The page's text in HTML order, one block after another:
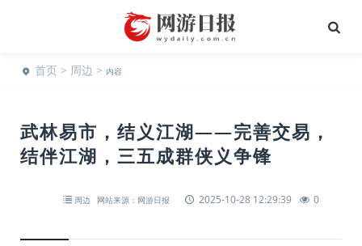
首页 > 周边 > 内容
武林易市，结义江湖——完善交易，
结伴江湖，三五成群侠义争锋
周边 网站来源：网游日报 2025-10-28 12:29:39 0